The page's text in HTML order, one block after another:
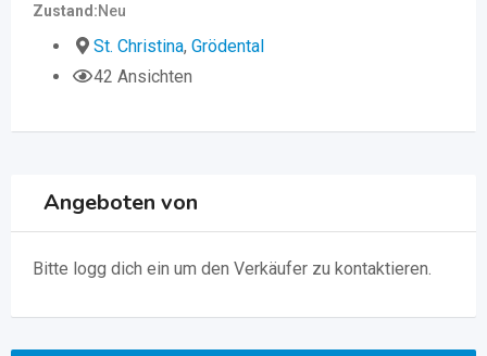
Zustand Neu
St. Christina, Grödental
42 Ansichten
Angeboten von
Bitte logg dich ein um den Verkäufer zu kontaktieren.